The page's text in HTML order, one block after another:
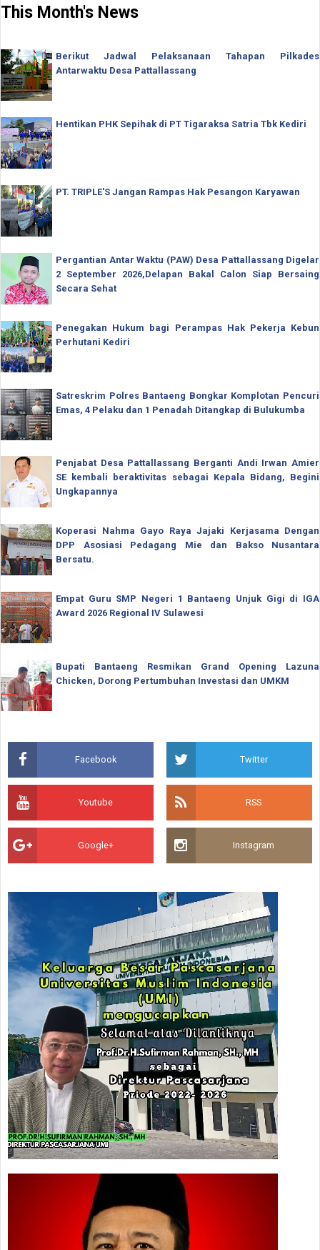
This Month's News
Berikut Jadwal Pelaksanaan Tahapan Pilkades
Antarwaktu Desa Pattallassang
Hentikan PHK Sepihak di PT Tigaraksa Satria Tbk Kediri
PT. TRIPLE'S Jangan Rampas Hak Pesangon Karyawan
Pergantian Antar Waktu (PAW) Desa Pattallassang Digelar
2 September 2026,Delapan Bakal Calon Siap Bersaing
Secara Sehat
Penegakan Hukum bagi Perampas Hak Pekerja Kebun
Perhutani Kediri
Satreskrim Polres Bantaeng Bongkar Komplotan Pencuri
Emas, 4 Pelaku dan 1 Penadah Ditangkap di Bulukumba
Penjabat Desa Pattallassang Berganti Andi Irwan Amier
SE kembali beraktivitas sebagai Kepala Bidang, Begini
Ungkapannya
Koperasi Nahma Gayo Raya Jajaki Kerjasama Dengan
DPP Asosiasi Pedagang Mie dan Bakso Nusantara
Bersatu.
Empat Guru SMP Negeri 1 Bantaeng Unjuk Gigi di IGA
Award 2026 Regional IV Sulawesi
Bupati Bantaeng Resmikan Grand Opening Lazuna
Chicken, Dorong Pertumbuhan Investasi dan UMKM
Facebook Twitter
Youtube RSS
Google+ Instagram